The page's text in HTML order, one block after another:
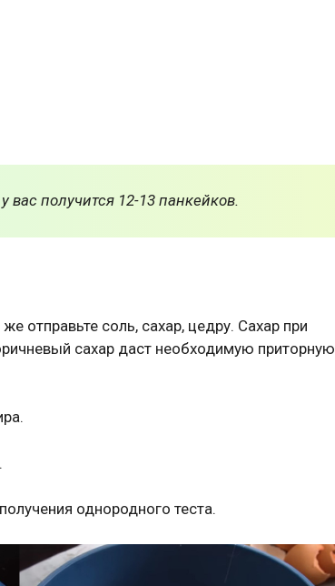
вас получится 12-13 панкейков.
отправьте соль, сахар, цедру. Сахар при
сахар даст необходимую приторную
однородного теста.